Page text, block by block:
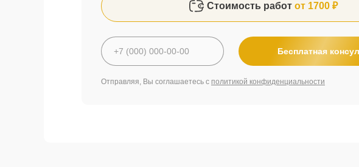
Стоимость работ от 1700 ₽
Бесплатная
Отправляя, Вы соглашаетесь с политикой конфиденциальности